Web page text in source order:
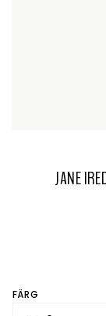
JANE
FÄRG